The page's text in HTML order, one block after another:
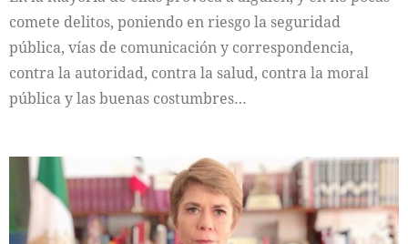
comete delitos, poniendo en riesgo la seguridad
pública, vías de comunicación y correspondencia,
contra la autoridad, contra la salud, contra la moral
pública y las buenas costumbres…